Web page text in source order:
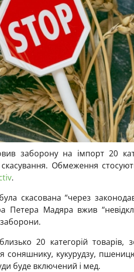
заборону на імпорт 20
скасування. Обмеження
.
скасована “через
Петера Мадяра вжив
20 категорій товарів,
соняшнику, кукурудзу,
буде включений і мед.